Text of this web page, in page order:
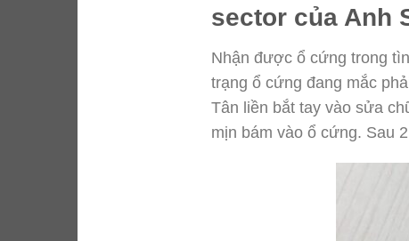
sector của Anh
Nhận được ổ cứng trong
trạng ổ cứng đang mắc
Tân liền bắt tay vào sửa
mịn bám vào ổ cứng. Sau